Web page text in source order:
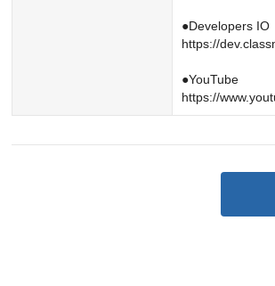
●Developers IO
https://
●YouTube
https://